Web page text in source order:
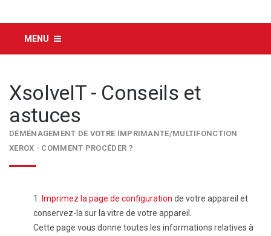
MENU
XsolveIT - Conseils et
astuces
DÉMÉNAGEMENT DE VOTRE IMPRIMANTE/MULTIFONCTION
XEROX - COMMENT PROCÉDER ?
1. Imprimez la page de configuration de votre appareil et
conservez-la sur la vitre de votre appareil.
Cette page vous donne toutes les informations relatives à